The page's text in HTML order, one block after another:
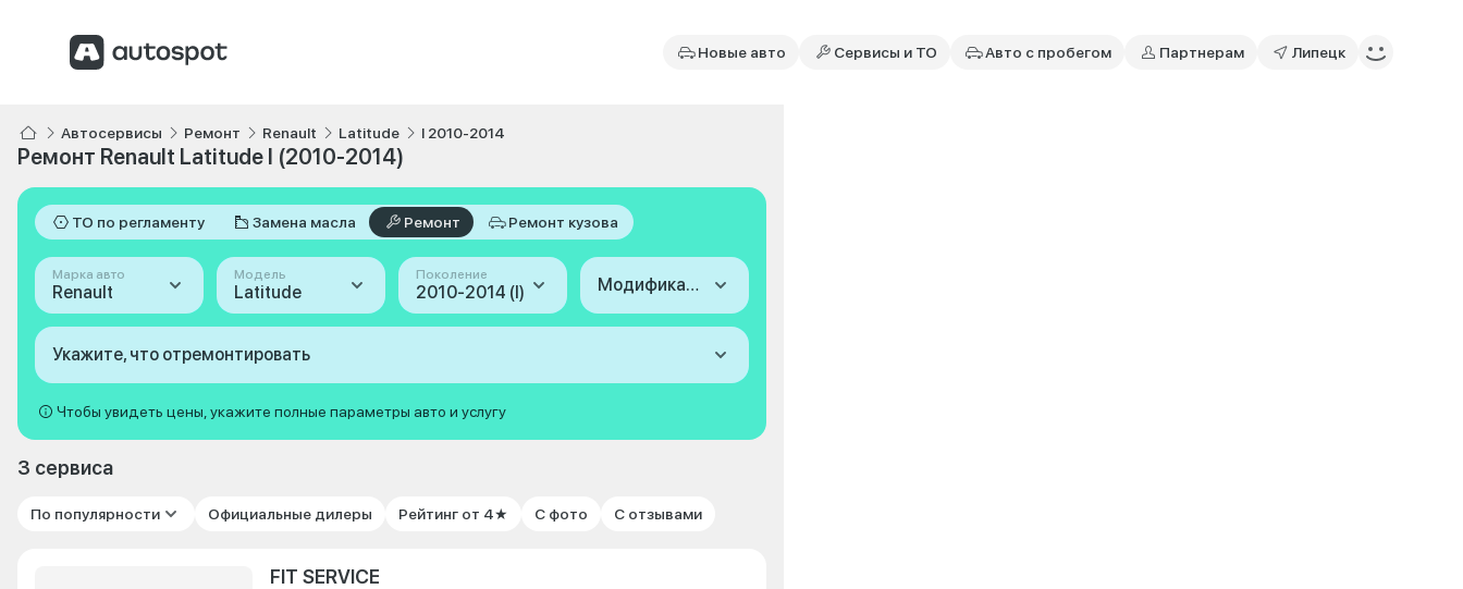
Новые авто Сервисы и ТО Авто с пробегом Партнерам Липецк
Автосервисы Ремонт Renault Latitude I 2010-2014
Ремонт Renault Latitude I (2010-2014)
ТО по регламенту Замена масла Ремонт Ремонт кузова
Марка авто
Renault
Модель
Latitude
Поколение
2010-2014 (I) Модификация
Укажите, что отремонтировать
Чтобы увидеть цены, укажите полные параметры авто и услугу
3 сервиса
По популярности Официальные дилеры Рейтинг от 4★ С фото С отзывами
FIT SERVICE